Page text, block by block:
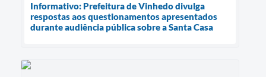
Informativo: Prefeitura de Vinhedo divulga
respostas aos questionamentos apresentados
durante audiência pública sobre a Santa Casa